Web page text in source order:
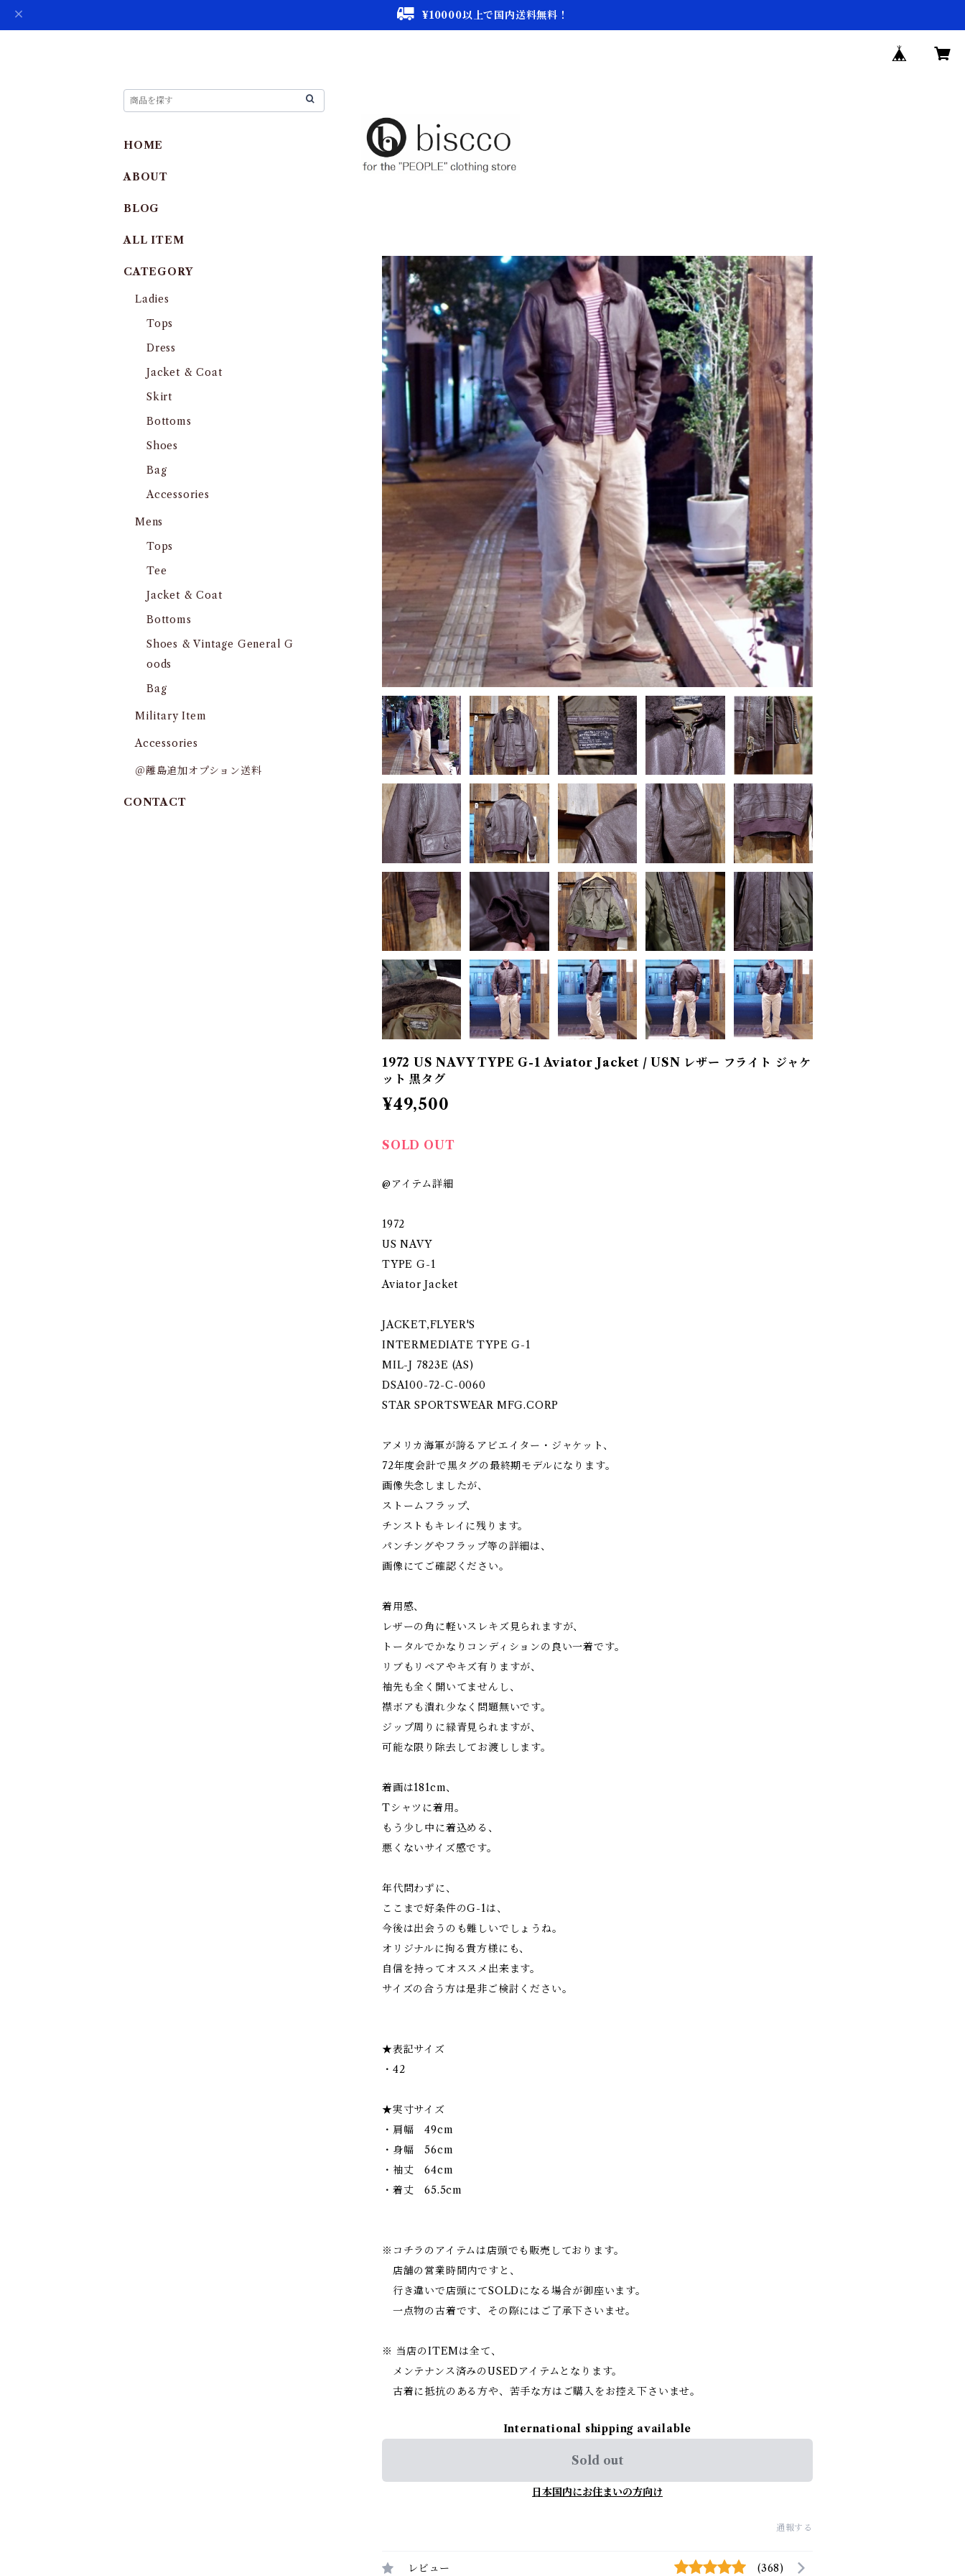
¥10000以上で国内送料無料！
1972 US NAVY TYPE G-1 Aviator Jacket / USN レザー フライト ジャケ
ット 黒タグ
¥49,500
SOLD OUT
@アイテム詳細
1972
US NAVY
TYPE G-1
Aviator Jacket
JACKET,FLYER'S
INTERMEDIATE TYPE G-1
MIL-J 7823E (AS)
DSA100-72-C-0060
STAR SPORTSWEAR MFG.CORP
アメリカ海軍が誇るアビエイター・ジャケット、
72年度会計で黒タグの最終期モデルになります。
画像失念しましたが、
ストームフラップ、
チンストもキレイに残ります。
パンチングやフラップ等の詳細は、
画像にてご確認ください。
着用感、
レザーの角に軽いスレキズ見られますが、
トータルでかなりコンディションの良い一着です。
リブもリペアやキズ有りますが、
袖先も全く開いてませんし、
襟ボアも潰れ少なく問題無いです。
ジップ周りに緑青見られますが、
可能な限り除去してお渡しします。
着画は181cm、
Tシャツに着用。
もう少し中に着込める、
悪くないサイズ感です。
年代問わずに、
ここまで好条件のG-1は、
今後は出会うのも難しいでしょうね。
オリジナルに拘る貴方様にも、
自信を持ってオススメ出来ます。
サイズの合う方は是非ご検討ください。
★表記サイズ
・42
★実寸サイズ
・肩幅 49cm
・身幅 56cm
・袖丈 64cm
・着丈 65.5cm
※コチラのアイテムは店頭でも販売しております。
店舗の営業時間内ですと、
行き違いで店頭にてSOLDになる場合が御座います。
一点物の古着です、その際にはご了承下さいませ。
※ 当店のITEMは全て、
メンテナンス済みのUSEDアイテムとなります。
古着に抵抗のある方や、苦手な方はご購入をお控え下さいませ。
International shipping available
Sold out
日本国内にお住まいの方向け
通報する
レビュー (368)
HOME
ABOUT
BLOG
ALL ITEM
CATEGORY
Ladies
Tops
Dress
Jacket & Coat
Skirt
Bottoms
Shoes
Bag
Accessories
Mens
Tops
Tee
Jacket & Coat
Bottoms
Shoes & Vintage General G
oods
Bag
Military Item
Accessories
＠離島追加オプション送料
CONTACT